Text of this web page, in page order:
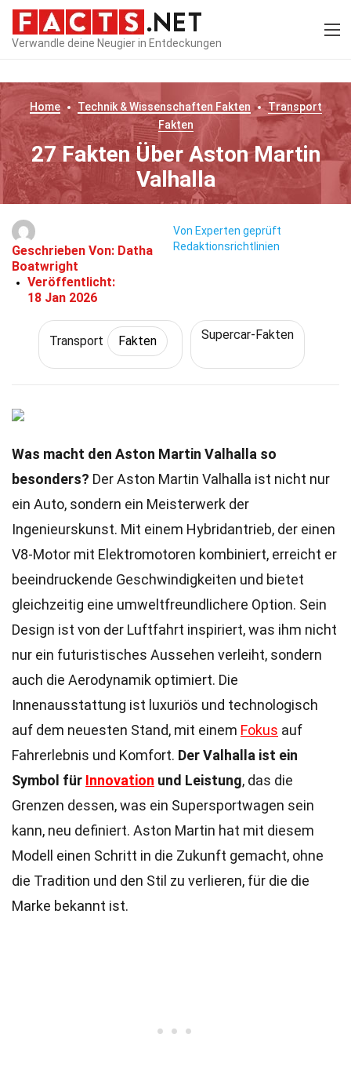
Verwandle deine Neugier in Entdeckungen
Home Technik & Wissenschaften Fakten
Transport
Fakten
27 Fakten Über Aston Martin
Valhalla
Geschrieben Von: Datha
Boatwright
Veröffentlicht:
18 Jan 2026
Von Experten geprüft
Redaktionsrichtlinien
Transport Fakten Supercar-Fakten
Was macht den Aston Martin Valhalla so
besonders? Der Aston Martin Valhalla ist nicht nur
ein Auto, sondern ein Meisterwerk der
Ingenieurskunst. Mit einem Hybridantrieb, der einen
V8-Motor mit Elektromotoren kombiniert, erreicht er
beeindruckende Geschwindigkeiten und bietet
gleichzeitig eine umweltfreundlichere Option. Sein
Design ist von der Luftfahrt inspiriert, was ihm nicht
nur ein futuristisches Aussehen verleiht, sondern
auch die Aerodynamik optimiert. Die
Innenausstattung ist luxuriös und technologisch
auf dem neuesten Stand, mit einem Fokus auf
Fahrerlebnis und Komfort. Der Valhalla ist ein
Symbol für Innovation und Leistung, das die
Grenzen dessen, was ein Supersportwagen sein
kann, neu definiert. Aston Martin hat mit diesem
Modell einen Schritt in die Zukunft gemacht, ohne
die Tradition und den Stil zu verlieren, für die die
Marke bekannt ist.